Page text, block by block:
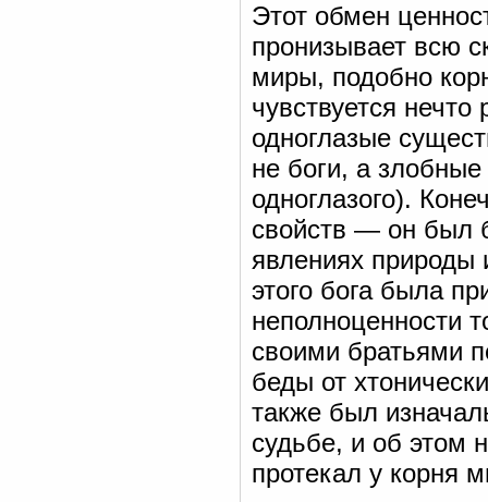
Этот обмен
пронизывает всю
миры, подобно
чувствуется
одноглазые
не боги, а
одноглазого).
свойств — он был
явлениях природы
этого бога была
неполноценности
своими братьями
беды от
также был
судьбе, и об этом
протекал у корня